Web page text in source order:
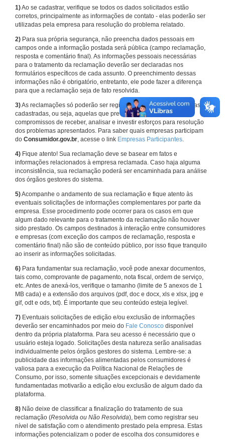
1)Ao se cadastrar, verifique se todos os dados solicitados estão
corretos, principalmente as informações de contato - elas poderão ser
utilizadas pela empresa para resolução do problema relatado.
2) Para sua própria segurança, não preencha dados pessoais em
campos onde a informação postada será pública (campo reclamação,
resposta e comentário final). As informações pessoais necessárias
para o tratamento da reclamação deverão ser declaradas nos
formulários específicos de cada assunto. O preenchimento dessas
informações não é obrigatório, entretanto, ele pode fazer a diferença
para que a reclamação seja de fato resolvida.
3)As reclamações só poderão ser registradas em face de empresas
cadastradas, ou seja, aquelas que previamente assumiram
compromissos de receber, analisar e investir esforços para resolução
dos problemas apresentados. Para saber quais empresas participam
do Consumidor.gov.br, acesse o link Empresas Participantes.
4) Fique atento! Sua reclamação deve se basear em fatos e
informações relacionados à empresa reclamada. Caso haja alguma
inconsistência, sua reclamação poderá ser encaminhada para análise
dos órgãos gestores do sistema.
5)Acompanhe o andamento de sua reclamação e fique atento às
eventuais solicitações de informações complementares por parte da
empresa. Esse procedimento pode ocorrer para os casos em que
algum dado relevante para o tratamento da reclamação não houver
sido prestado. Os campos destinados à interação entre consumidores
e empresas (com exceção dos campos de reclamação, resposta e
comentário final) não são de conteúdo público, por isso fique tranquilo
ao inserir as informações solicitadas.
6) Para fundamentar sua reclamação, você pode anexar documentos,
tais como, comprovante de pagamento, nota fiscal, ordem de serviço,
etc. Antes de anexá-los, verifique o tamanho (limite de 5 anexos de 1
MB cada) e a extensão dos arquivos (pdf, doc e docx, xls e xlsx, jpg e
gif, odt e ods, txt). É importante que seu conteúdo esteja legível.
7) Eventuais solicitações de edição e/ou exclusão de informações
deverão ser encaminhados por meio do Fale Conosco disponível
dentro da própria plataforma. Para seu acesso é necessário que o
usuário esteja logado. Solicitações desta natureza serão analisadas
individualmente pelos órgãos gestores do sistema. Lembre-se: a
publicidade das informações alimentadas pelos consumidores é
valiosa para a execução da Política Nacional de Relações de
Consumo, por isso, somente situações excepcionais e devidamente
fundamentadas motivarão a edição e/ou exclusão de algum dado da
plataforma.
8) Não deixe de classificar a finalização do tratamento de sua
reclamação (Resolvida ou Não Resolvida), bem como registrar seu
nível de satisfação com o atendimento prestado pela empresa. Estas
informações potencializam o poder de escolha dos consumidores e